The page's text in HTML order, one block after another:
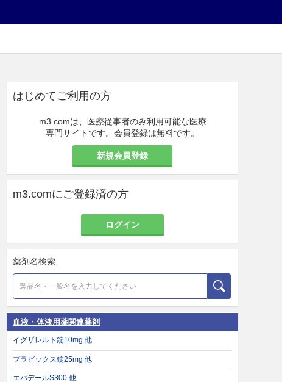
はじめてご利用の方
m3.comは、医療従事者のみ利用可能な医療
専門サイトです。会員登録は無料です。
新規会員登録
m3.comにご登録済の方
ログイン
薬剤名検索
血液・体液用薬関連薬剤
イグザレルト錠10mg 他
プラビックス錠25mg 他
エパデールS300 他